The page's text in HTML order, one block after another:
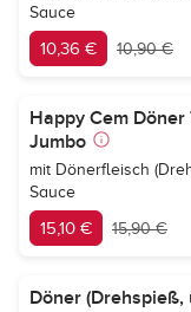
Sauce
10,36 € 10,90 €
Happy Cem
Jumbo
mit Dönerfleisch
Sauce
15,10 € 15,90 €
Döner (Drehspieß,